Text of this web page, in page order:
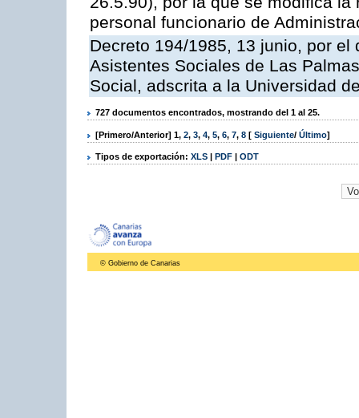
personal funcionario de
Decreto 194/1985, 13 junio, por
Asistentes Sociales de Las
Social, adscrita a la Universidad
727 documentos encontrados, mostrando del 1 al 25.
[Primero/Anterior] 1, 2, 3, 4, 5, 6, 7, 8 [ Siguiente/ Último]
Tipos de exportación: XLS | PDF | ODT
© Gobierno de Canarias